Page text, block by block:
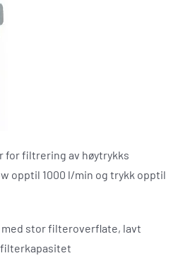
for filtrering av høytrykks
opptil 1000 l/min og trykk opptil
stor filteroverflate, lavt